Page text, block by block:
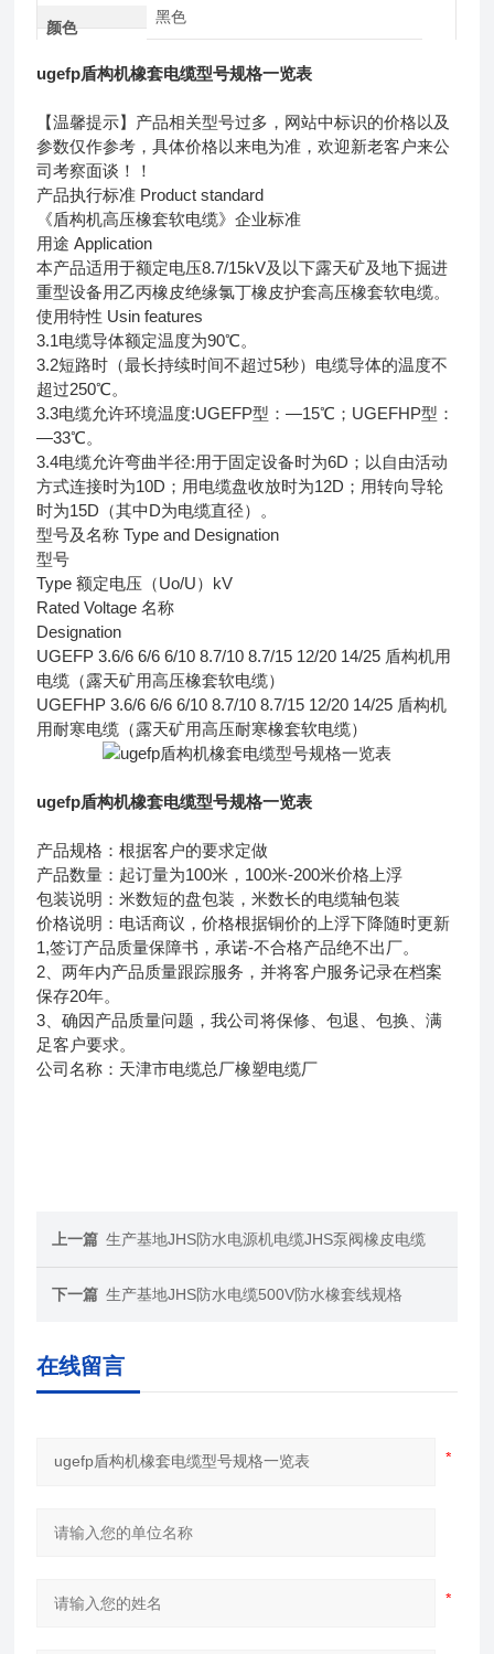
颜色
黑色
ugefp盾构机橡套电缆型号规格一览表
【温馨提示】产品相关型号过多，网站中标识的价格以及
参数仅作参考，具体价格以来电为准，欢迎新老客户来公
司考察面谈！！
产品执行标准 Product standard
《盾构机高压橡套软电缆》企业标准
用途 Application
本产品适用于额定电压8.7/15kV及以下露天矿及地下掘进
重型设备用乙丙橡皮绝缘氯丁橡皮护套高压橡套软电缆。
使用特性 Usin features
3.1电缆导体额定温度为90℃。
3.2短路时（最长持续时间不超过5秒）电缆导体的温度不
超过250℃。
3.3电缆允许环境温度:UGEFP型：—15℃；UGEFHP型：
—33℃。
3.4电缆允许弯曲半径:用于固定设备时为6D；以自由活动
方式连接时为10D；用电缆盘收放时为12D；用转向导轮
时为15D（其中D为电缆直径）。
型号及名称 Type and Designation
型号
Type 额定电压（Uo/U）kV
Rated Voltage 名称
Designation
UGEFP 3.6/6 6/6 6/10 8.7/10 8.7/15 12/20 14/25 盾构机用
电缆（露天矿用高压橡套软电缆）
UGEFHP 3.6/6 6/6 6/10 8.7/10 8.7/15 12/20 14/25 盾构机
用耐寒电缆（露天矿用高压耐寒橡套软电缆）
ugefp盾构机橡套电缆型号规格一览表
产品规格：根据客户的要求定做
产品数量：起订量为100米，100米-200米价格上浮
包装说明：米数短的盘包装，米数长的电缆轴包装
价格说明：电话商议，价格根据铜价的上浮下降随时更新
1,签订产品质量保障书，承诺-不合格产品绝不出厂。
2、两年内产品质量跟踪服务，并将客户服务记录在档案
保存20年。
3、确因产品质量问题，我公司将保修、包退、包换、满
足客户要求。
公司名称：天津市电缆总厂橡塑电缆厂
上一篇 生产基地JHS防水电源机电缆JHS泵阀橡皮电缆
下一篇 生产基地JHS防水电缆500V防水橡套线规格
在线留言